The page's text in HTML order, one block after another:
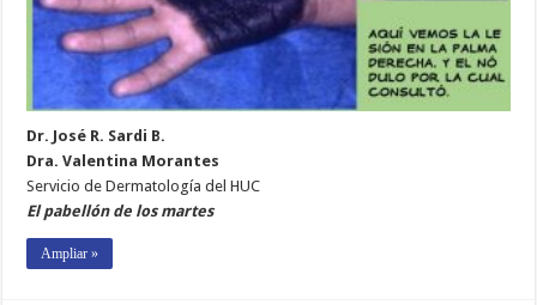
Dr. José R. Sardi B.
Dra. Valentina Morantes
Servicio de Dermatología del HUC
El pabellón de los martes
Ampliar »